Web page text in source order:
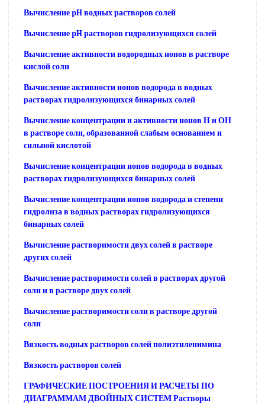
Вычисление pH водных растворов солей
Вычисление pH растворов гидролизующихся солей
Вычисление активности водородных ионов в растворе
кислой соли
Вычисление активности ионов водорода в водных
растворах гидролизующихся бинарных солей
Вычисление концентрации и активности ионов Н и ОН
в растворе соли, образованной слабым основанием и
сильной кислотой
Вычисление концентрации ионов водорода в водных
растворах гидролизующихся бинарных солей
Вычисление концентрации ионов водорода и степени
гидролиза в водных растворах гидролизующихся
бинарных солей
Вычисление растворимости двух солей в растворе
других солей
Вычисление растворимости солей в растворах другой
соли и в растворе двух солей
Вычисление растворимости соли в растворе другой
соли
Вязкость водных растворов солей полиэтиленимина
Вязкость растворов солей
ГРАФИЧЕСКИЕ ПОСТРОЕНИЯ И РАСЧЕТЫ ПО
ДИАГРАММАМ ДВОЙНЫХ СИСТЕМ Растворы